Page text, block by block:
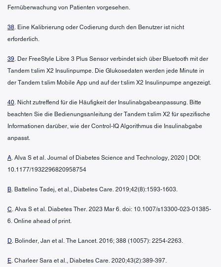
Fernüberwachung von Patienten vorgesehen.
38. Eine Kalibrierung oder Codierung durch den Benutzer ist nicht
erforderlich.
39. Der FreeStyle Libre 3 Plus Sensor verbindet sich über Bluetooth mit der
Tandem t:slim X2 Insulinpumpe. Die Glukosedaten werden jede Minute in
der Tandem t:slim Mobile App und auf der t:slim X2 Insulinpumpe angezeigt.
40. Nicht zutreffend für die Häufigkeit der Insulinabgabeanpassung. Bitte
beachten Sie die Bedienungsanleitung der Tandem t:slim X2 für spezifische
Informationen darüber, wie der Control-IQ Algorithmus die Insulinabgabe
anpasst.
A. Alva S et al. Journal of Diabetes Science and Technology, 2020 | DOI:
10.1177/1932296820958754
B. Battelino Tadej, et al., Diabetes Care. 2019;42(8):1593-1603.
C. Alva S et al. Diabetes Ther. 2023 Mar 6. doi: 10.1007/s13300-023-01385-
6. Online ahead of print.
D. Bolinder, Jan et al. The Lancet. 2016; 388 (10057): 2254-2263.
E. Charleer Sara et al., Diabetes Care. 2020;43(2):389-397.